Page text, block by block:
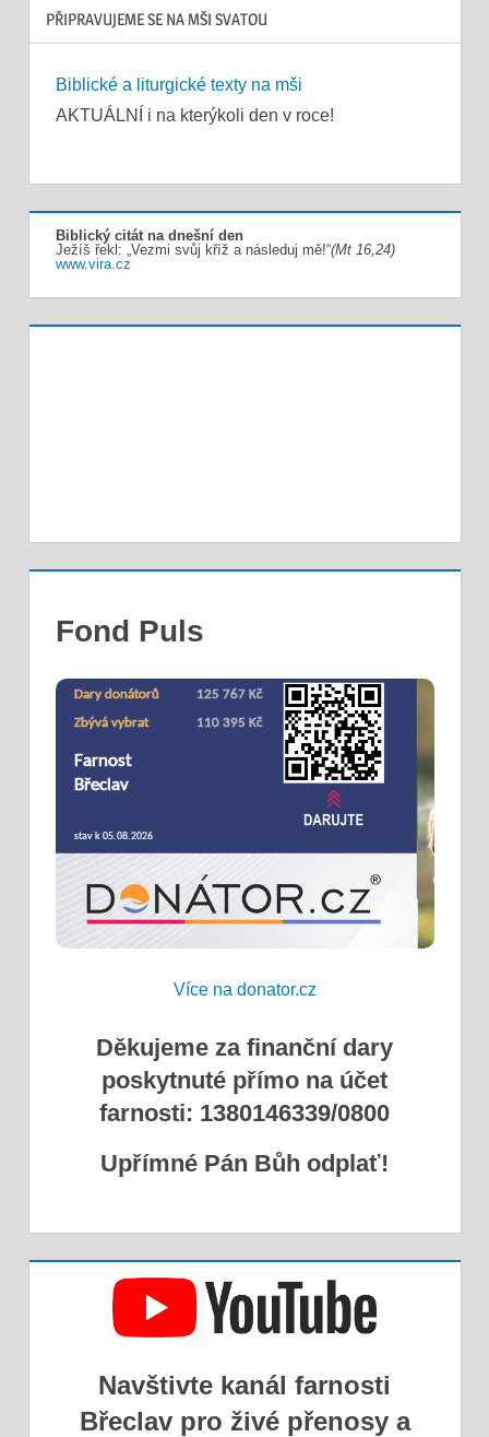
PŘIPRAVUJEME SE NA MŠI SVATOU
Biblické a liturgické texty na mši
AKTUÁLNÍ i na kterýkoli den v roce!
Biblický citát na dnešní den
Ježíš řekl: „Vezmi svůj kříž a následuj mě!“(Mt 16,24)
www.vira.cz
Fond Puls
Více na donator.cz
Děkujeme za finanční dary
poskytnuté přímo na účet
farnosti: 1380146339/0800
Upřímné Pán Bůh odplať!
Navštivte kanál farnosti
Břeclav pro živé přenosy a